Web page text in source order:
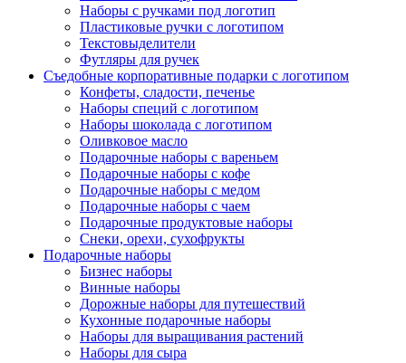
Наборы с ручками под логотип
Пластиковые ручки с логотипом
Текстовыделители
Футляры для ручек
Съедобные корпоративные подарки с логотипом
Конфеты, сладости, печенье
Наборы специй с логотипом
Наборы шоколада с логотипом
Оливковое масло
Подарочные наборы с вареньем
Подарочные наборы с кофе
Подарочные наборы с медом
Подарочные наборы с чаем
Подарочные продуктовые наборы
Снеки, орехи, сухофрукты
Подарочные наборы
Бизнес наборы
Винные наборы
Дорожные наборы для путешествий
Кухонные подарочные наборы
Наборы для выращивания растений
Наборы для сыра